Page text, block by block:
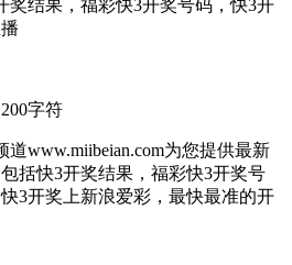
奖结果，福彩快3开奖号码，快3开
字符
道www.miibeian.com为您提供最新
括快3开奖结果，福彩快3开奖号
3开奖上新浪爱彩，最快最准的开